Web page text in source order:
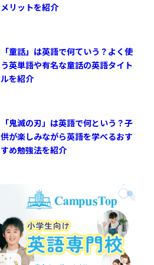
メリットを紹介
「童話」は英語で何ていう？よく使
う英単語や有名な童話の英語タイト
ルを紹介
「鬼滅の刃」は英語で何という？子
供が楽しみながら英語を学べるおす
すめ勉強法を紹介